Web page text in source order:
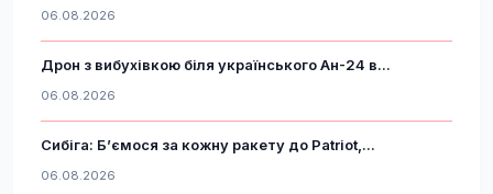
06.08.2026
Дрон з вибухівкою біля українського Ан-24 в...
06.08.2026
Сибіга: Б’ємося за кожну ракету до Patriot,...
06.08.2026